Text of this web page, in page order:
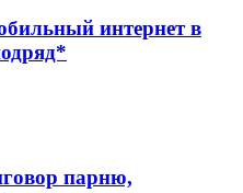
интернет в
парню,